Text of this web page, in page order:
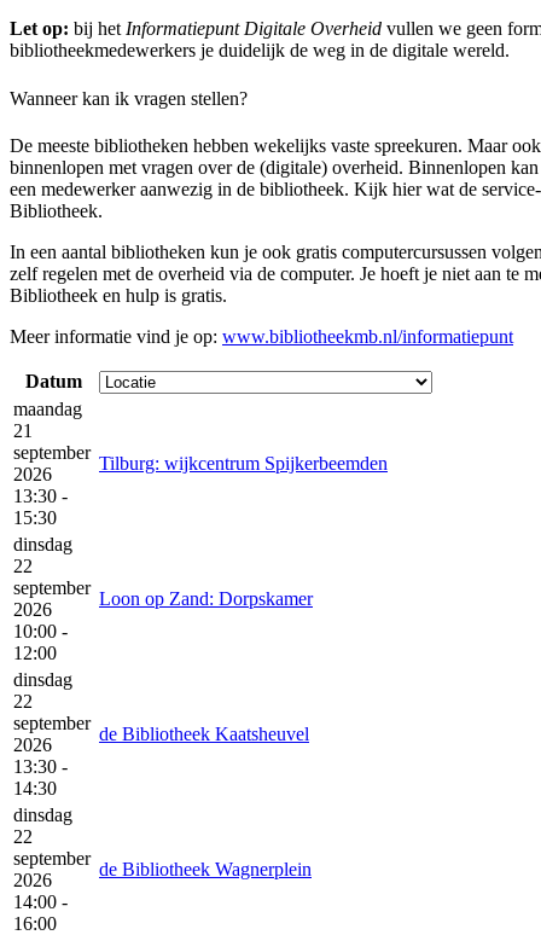
Let op: bij het Informatiepunt Digitale Overheid vullen we geen
bibliotheekmedewerkers je duidelijk de weg in de digitale wereld.
Wanneer kan ik vragen stellen?
De meeste bibliotheken hebben wekelijks vaste spreekuren. Maar
binnenlopen met vragen over de (digitale) overheid. Binnenlopen
een medewerker aanwezig in de bibliotheek. Kijk hier wat de
Bibliotheek.
In een aantal bibliotheken kun je ook gratis computercursussen
zelf regelen met de overheid via de computer. Je hoeft je niet aan te
Bibliotheek en hulp is gratis.
Meer informatie vind je op: www.bibliotheekmb.nl/informatiepunt
Datum
maandag
21
september
2026
13:30 -
15:30
Tilburg: wijkcentrum Spijkerbeemden
dinsdag
22
september
2026
10:00 -
12:00
Loon op Zand: Dorpskamer
dinsdag
22
september
2026
13:30 -
14:30
de Bibliotheek Kaatsheuvel
dinsdag
22
september
2026
14:00 -
16:00
de Bibliotheek Wagnerplein